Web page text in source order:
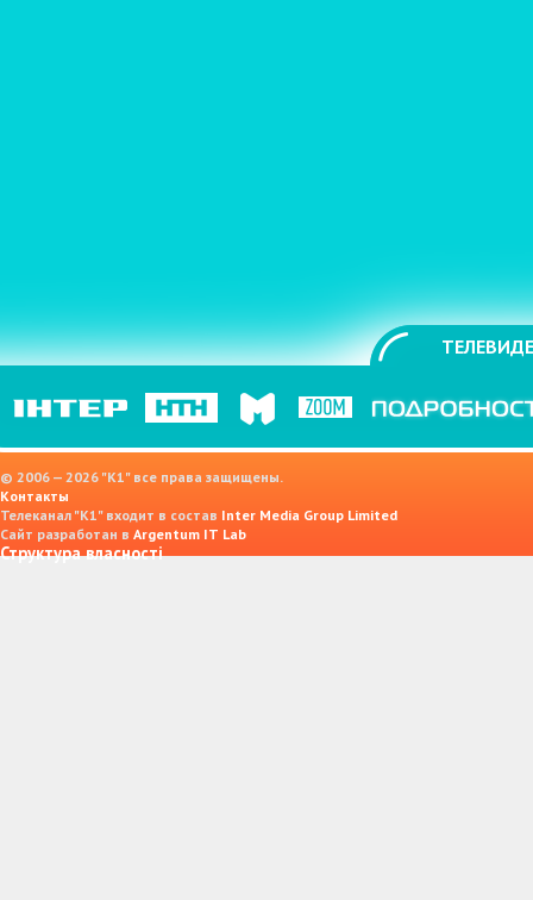
© 2006 — 2026 "K1" все права защищены.
Контакты
Телеканал "К1" входит в состав Inter Media Group Limited
Сайт разработан в Argentum IT Lab
Структура власності